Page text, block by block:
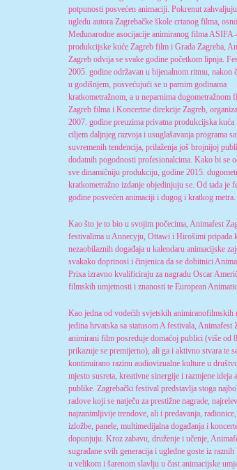
potpunosti posvećen animaciji. Pokrenut
ugledu autora Zagrebačke škole crtanog filma,
Međunarodne asocijacije animiranog filma ASIFA-
produkcijske kuće Zagreb film i Grada Zagreba,
Zagreb odvija se svake godine početkom lipnja.
2005. godine održavan u bijenalnom ritmu, nakon
u godišnjem, posvećujući se u parnim godinama
kratkometražnom, a u neparnima dugometražnom
Zagreb filma i Koncertne direkcije Zagreb,
2007. godine preuzima privatna produkcijska kuća
ciljem daljnjeg razvoja i usuglašavanja programa
suvremenih tendencija, prilaženja još brojnijoj
dodatnih pogodnosti profesionalcima. Kako bi se
sve dinamičniju produkciju, godine 2015.
kratkometražno izdanje objedinjuju se. Od tada je
godine posvećen animaciji i dugog i kratkog metra.
Kao što je to bio u svojim počecima, Animafest
festivalima u Annecyju, Ottawi i Hirošimi pripada
nezaobilaznih događaja u kalendaru animacijske
svakako doprinosi i činjenica da se dobitnici
Prixa izravno kvalificiraju za nagradu Oscar
filmskih umjetnosti i znanosti te European
Kao jedna od vodećih svjetskih animiranofilmskih
jedina hrvatska sa statusom A festivala, Animafest
animirani film posreduje domaćoj publici (više od
prikazuje se premijerno), ali ga i aktivno stvara te
kontinuirano razinu audiovizualne kulture u
mjesto susreta, kreativne sinergije i razmjene ideja
publike. Zagrebački festival predstavlja stoga
radove koji se natječu za prestižne nagrade,
najzanimljivije trendove, ali i predavanja, radionice,
izložbe, panele, multimedijalna događanja i
dopunjuju. Kroz zabavu, druženje i učenje,
sugrađane svih generacija i ugledne goste iz
u velikom i šarenom slavlju u čast animacijske